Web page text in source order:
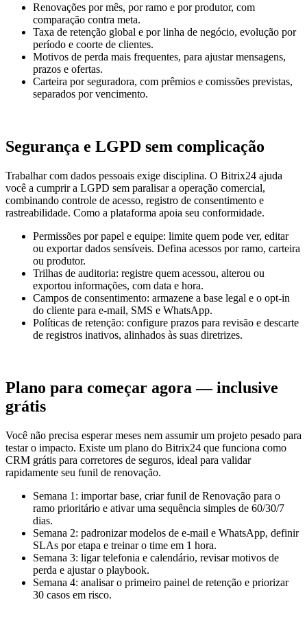
Renovações por mês, por ramo e por produtor, com
comparação contra meta.
Taxa de retenção global e por linha de negócio, evolução por
período e coorte de clientes.
Motivos de perda mais frequentes, para ajustar mensagens,
prazos e ofertas.
Carteira por seguradora, com prêmios e comissões previstas,
separados por vencimento.
Segurança e LGPD sem complicação
Trabalhar com dados pessoais exige disciplina. O Bitrix24 ajuda
você a cumprir a LGPD sem paralisar a operação comercial,
combinando controle de acesso, registro de consentimento e
rastreabilidade. Como a plataforma apoia seu conformidade.
Permissões por papel e equipe: limite quem pode ver, editar
ou exportar dados sensíveis. Defina acessos por ramo, carteira
ou produtor.
Trilhas de auditoria: registre quem acessou, alterou ou
exportou informações, com data e hora.
Campos de consentimento: armazene a base legal e o opt-in
do cliente para e-mail, SMS e WhatsApp.
Políticas de retenção: configure prazos para revisão e descarte
de registros inativos, alinhados às suas diretrizes.
Plano para começar agora — inclusive
grátis
Você não precisa esperar meses nem assumir um projeto pesado para
testar o impacto. Existe um plano do Bitrix24 que funciona como
CRM grátis para corretores de seguros, ideal para validar
rapidamente seu funil de renovação.
Semana 1: importar base, criar funil de Renovação para o
ramo prioritário e ativar uma sequência simples de 60/30/7
dias.
Semana 2: padronizar modelos de e-mail e WhatsApp, definir
SLAs por etapa e treinar o time em 1 hora.
Semana 3: ligar telefonia e calendário, revisar motivos de
perda e ajustar o playbook.
Semana 4: analisar o primeiro painel de retenção e priorizar
30 casos em risco.